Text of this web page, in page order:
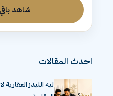
شاهد
احدث المقالات
ليه الليدز